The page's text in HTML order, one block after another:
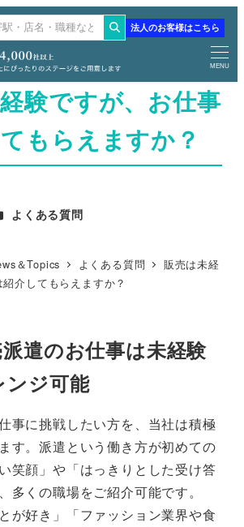
検
法人のお客様はこちら
MENU
験ですが、お仕事
もらえますか？
テゴリー
よくある質問
＆Topics よくある質問
販売は未経
介してもらえますか？
遣のお仕事は未経験
ンジ可能
事に挑戦したい方を、当社は積極
す。派遣という働き方が初めての
笑顔」や「はっきりとした受け答
多くの職場をご紹介可能です。
が好き」「ファッション業界や食